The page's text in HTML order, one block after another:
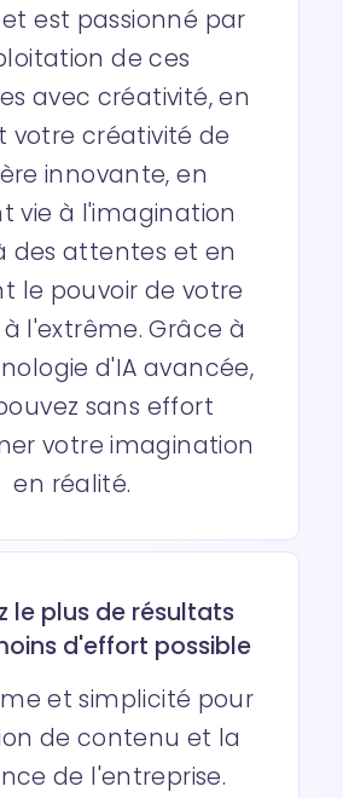
est passionné par
de ces
avec créativité, en
votre créativité de
innovante, en
vie à l'imagination
des attentes et en
le pouvoir de votre
l'extrême. Grâce à
d'IA avancée,
sans effort
votre imagination
en réalité.
le plus de résultats
d'effort possible
et simplicité pour
de contenu et la
de l'entreprise.